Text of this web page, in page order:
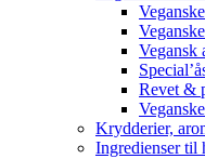
Vegansk
Revet &
Krydderier,
Ingredienser til